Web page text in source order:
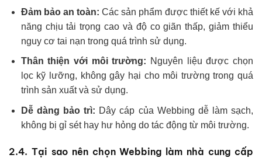
Đảm bảo an toàn: Các sản phẩm được thiết kế với khả
năng chịu tải trọng cao và độ co giãn thấp, giảm thiểu
nguy cơ tai nạn trong quá trình sử dụng.
Thân thiện với môi trường: Nguyên liệu được chọn
lọc kỹ lưỡng, không gây hại cho môi trường trong quá
trình sản xuất và sử dụng.
Dễ dàng bảo trì: Dây cáp của Webbing dễ làm sạch,
không bị gỉ sét hay hư hỏng do tác động từ môi trường.
2.4. Tại sao nên chọn Webbing làm nhà cung cấp